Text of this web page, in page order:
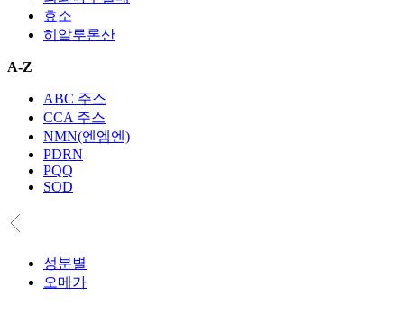
효소
히알루론산
A-Z
ABC 주스
CCA 주스
NMN(엔엠엔)
PDRN
PQQ
SOD
성분별
오메가